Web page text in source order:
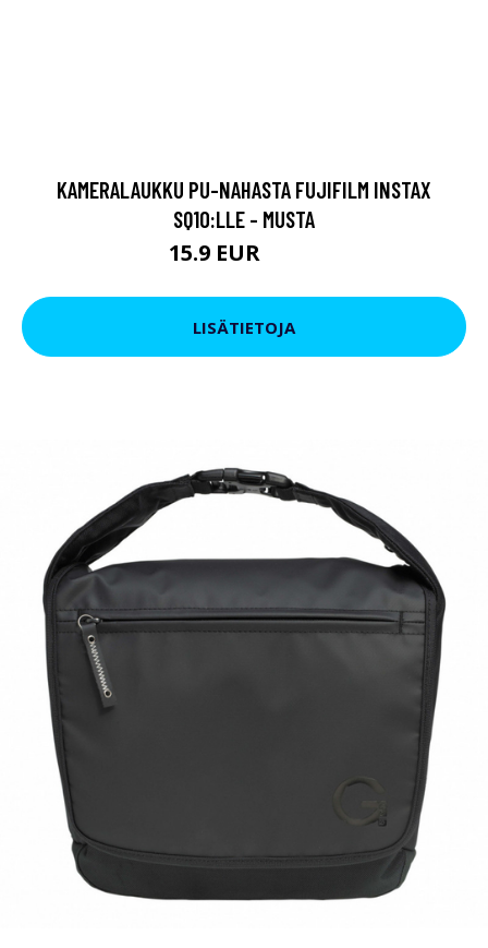
KAMERALAUKKU PU-NAHASTA FUJIFILM INSTAX
SQ10:LLE - MUSTA
15.9 EUR
LISÄTIETOJA